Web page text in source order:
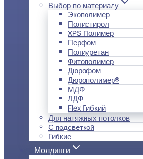
Выбор по материалу
Экополимер
Полистирол
XPS Полимер
Перфом
Полиуретан
Фитополимер
Дюрофом
Дюрополимер®
МДФ
ЛДФ
Flex Гибкий
Для натяжных потолков
С подсветкой
Гибкие
Молдинги